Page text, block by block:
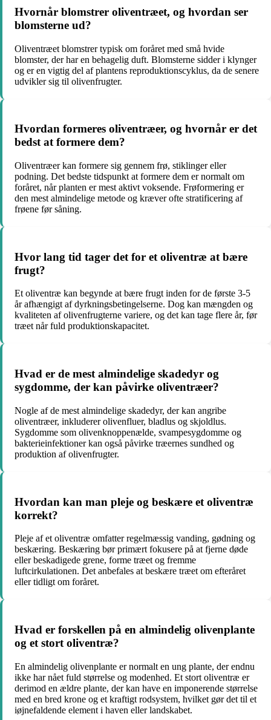
Hvornår blomstrer oliventræet, og hvordan ser
blomsterne ud?
Oliventræet blomstrer typisk om foråret med små hvide
blomster, der har en behagelig duft. Blomsterne sidder i klynger
og er en vigtig del af plantens reproduktionscyklus, da de senere
udvikler sig til olivenfrugter.
Hvordan formeres oliventræer, og hvornår er det
bedst at formere dem?
Oliventræer kan formere sig gennem frø, stiklinger eller
podning. Det bedste tidspunkt at formere dem er normalt om
foråret, når planten er mest aktivt voksende. Frøformering er
den mest almindelige metode og kræver ofte stratificering af
frøene før såning.
Hvor lang tid tager det for et oliventræ at bære
frugt?
Et oliventræ kan begynde at bære frugt inden for de første 3-5
år afhængigt af dyrkningsbetingelserne. Dog kan mængden og
kvaliteten af olivenfrugterne variere, og det kan tage flere år, før
træet når fuld produktionskapacitet.
Hvad er de mest almindelige skadedyr og
sygdomme, der kan påvirke oliventræer?
Nogle af de mest almindelige skadedyr, der kan angribe
oliventræer, inkluderer olivenfluer, bladlus og skjoldlus.
Sygdomme som olivenknoppenælde, svampesygdomme og
bakterieinfektioner kan også påvirke træernes sundhed og
produktion af olivenfrugter.
Hvordan kan man pleje og beskære et oliventræ
korrekt?
Pleje af et oliventræ omfatter regelmæssig vanding, gødning og
beskæring. Beskæring bør primært fokusere på at fjerne døde
eller beskadigede grene, forme træet og fremme
luftcirkulationen. Det anbefales at beskære træet om efteråret
eller tidligt om foråret.
Hvad er forskellen på en almindelig olivenplante
og et stort oliventræ?
En almindelig olivenplante er normalt en ung plante, der endnu
ikke har nået fuld størrelse og modenhed. Et stort oliventræ er
derimod en ældre plante, der kan have en imponerende størrelse
med en bred krone og et kraftigt rodsystem, hvilket gør det til et
iøjnefaldende element i haven eller landskabet.